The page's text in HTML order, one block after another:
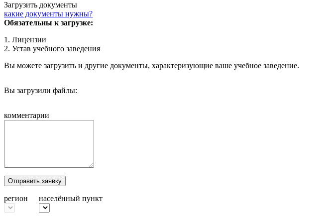
Загрузить документы
какие документы нужны?
Обязательны к загрузке:
1. Лицензии
2. Устав учебного заведения
Вы можете загрузить и другие документы, характеризующие ваше учебное заведение.
Вы загрузили файлы:
комментарии
Отправить заявку
регион населённый пункт